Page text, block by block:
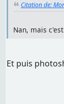
Citation de:
Nan, mais
Et puis